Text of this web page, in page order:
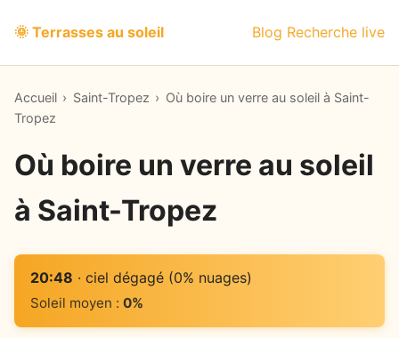
🌞 Terrasses au soleil Blog Recherche live
Accueil › Saint-Tropez › Où boire un verre au soleil à Saint-
Tropez
Où boire un verre au soleil
à Saint-Tropez
20:48 · ciel dégagé (0% nuages)
Soleil moyen : 0%